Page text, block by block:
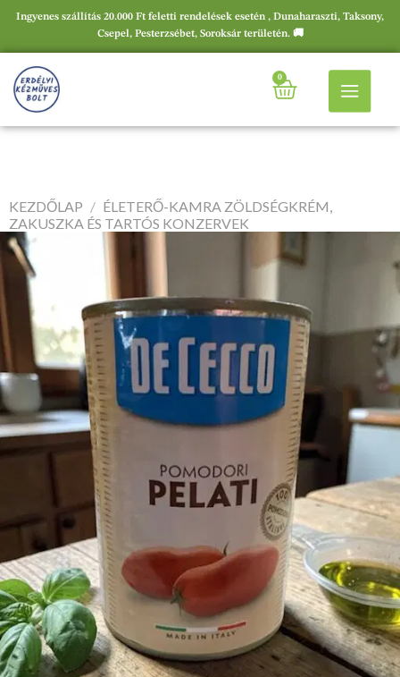
Ingyenes szállítás 20.000 Ft feletti rendelések esetén , Dunaharaszti, Taksony,
Csepel, Pesterzsébet, Soroksár területén. 🚚
0
KEZDŐLAP / ÉLETERŐ-KAMRA ZÖLDSÉGKRÉM,
ZAKUSZKA ÉS TARTÓS KONZERVEK